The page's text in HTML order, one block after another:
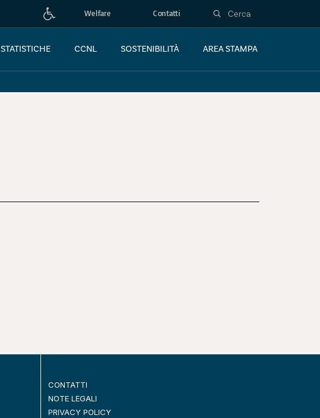
Welfare Contatti
STATISTICHE CCNL SOSTENIBILITÀ AREA STAMPA
CONTATTI
NOTE LEGALI
PRIVACY POLICY